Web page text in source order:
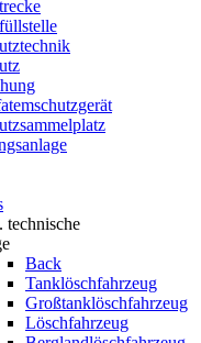
technische
Back
Tanklöschfahrzeug
Großtanklöschfahrzeug
Löschfahrzeug